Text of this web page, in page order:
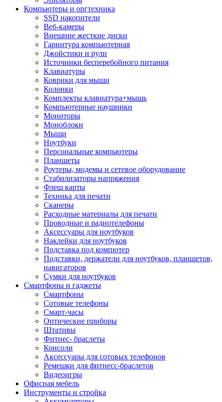
Компьютеры и оргтехника
SSD накопители
Веб-камеры
Внешние жесткие диски
Гарнитура компьютерная
Джойстики и рули
Источники бесперебойного питания
Клавиатуры
Коврики для мыши
Колонки
Комплекты клавиатура+мышь
Компьютерные наушники
Мониторы
Моноблоки
Мыши
Ноутбуки
Персональные компьютеры
Планшеты
Роутеры, модемы и сетевое оборудование
Стабилизаторы напряжения
Флеш карты
Техника для печати
Сканеры
Расходные материалы для печати
Проводные и радиотелефоны
Аксессуары для ноутбуков
Наклейки для ноутбуков
Подставка под компютер
Подставки, держатели для ноутбуков, планшетов,
навигаторов
Сумки для ноутбуков
Смартфоны и гаджеты
Смартфоны
Сотовые телефоны
Смарт-часы
Оптические приборы
Штативы
Фитнес- браслеты
Консоли
Аксессуары для сотовых телефонов
Ремешки для фитнесс-браслетов
Видеоигры
Офисная мебель
Инструменты и стройка